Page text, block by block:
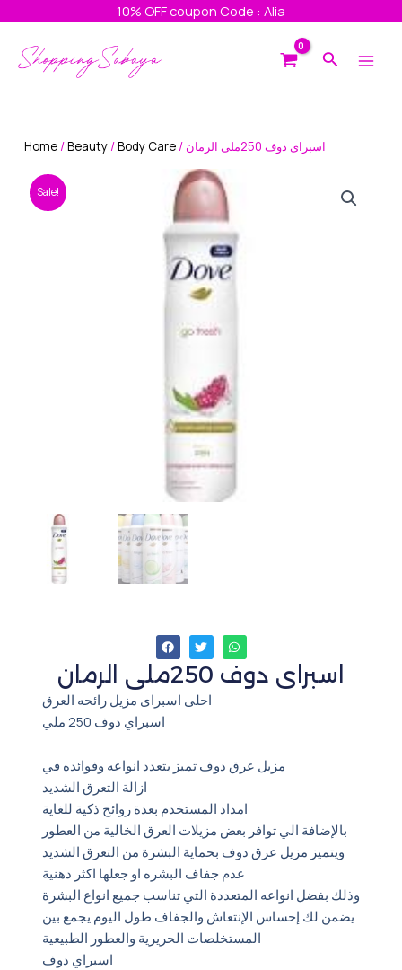
content
10% OFF coupon Code : Alia
Search
اسبراى دوف 250ملى الرمان
احلى اسبراى مزيل رائحه العرق
اسبراي دوف 250 ملي
مزيل عرق دوف تميز بتعدد انواعه وفوائده في
ازالة التعرق الشديد
امداد المستخدم بعدة روائح ذكية للغاية
بالإضافة الي توافر بعض مزيلات العرق الخالية من العطور
ويتميز مزيل عرق دوف بحماية البشرة من التعرق الشديد
عدم جفاف البشره او جعلها اكثر دهنية
وذلك بفضل انواعه المتعددة التي تناسب جميع انواع البشرة
يضمن لك إحساس الإنتعاش والجفاف طول اليوم يجمع بين
المستخلصات الحريرية والعطور الطبيعية
اسبراي دوف
Home/Beauty/Body Care / اسبراى دوف 250ملى الرمان
Sale!